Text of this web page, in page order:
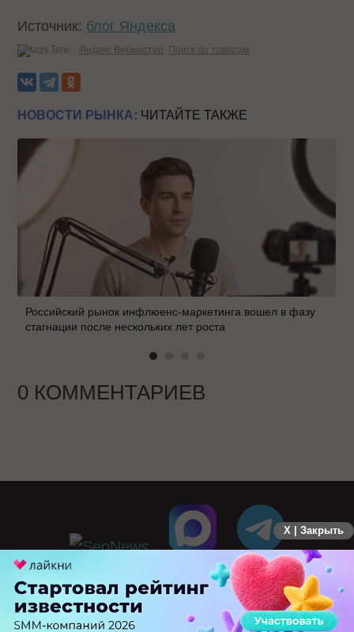
Источник: блог Яндекса
Теги: Яндекс Вебмастер Поиск по товарам
НОВОСТИ РЫНКА: ЧИТАЙТЕ ТАКЖЕ
Российский рынок инфлюенс-маркетинга вошел в фазу
стагнации после нескольких лет роста
0 КОММЕНТАРИЕВ
X | Закрыть
ПЕРЕЙТИ НА ПОЛНУЮ ВЕРСИЮ
© SEOnews.ru Все права защищены. 2026